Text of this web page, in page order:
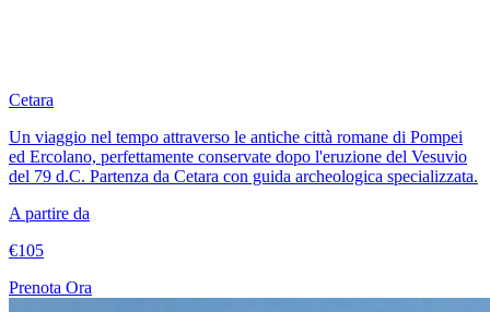
Cetara
Un viaggio nel tempo attraverso le antiche città romane di Pompei
ed Ercolano, perfettamente conservate dopo l'eruzione del Vesuvio
del 79 d.C. Partenza da Cetara con guida archeologica specializzata.
A partire da
€105
Prenota Ora